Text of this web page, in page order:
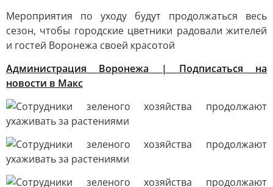
Мероприятия по уходу будут продолжаться весь
сезон, чтобы городские цветники радовали жителей
и гостей Воронежа своей красотой
Администрация Воронежа | Подписаться на
новости в Макс